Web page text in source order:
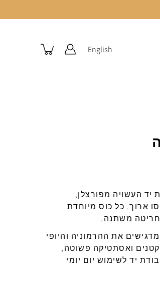
English
יד העשויה מפורצלן,
ארוך. כל כוס מיוחדת
משתנה.
מדגישים את ההרמוניה והיופי
ואסתטיקה פשוטה,
יד לשימוש יום יומי